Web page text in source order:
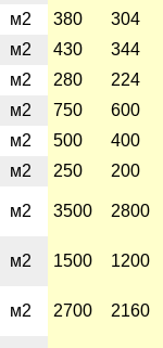
м2 380 304
м2 430 344
м2 280 224
м2 750 600
м2 500 400
м2 250 200
м2 3500 2800
м2 1500 1200
м2 2700 2160